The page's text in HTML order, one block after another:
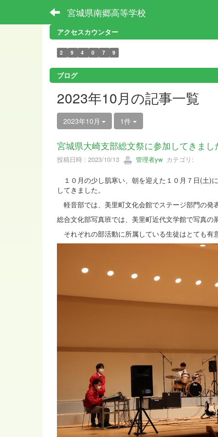
宮城県南郷高等学校
アクセスカウンター
2 9 4 0 7 9
ブログ
2023年10月の記事一覧
2023年10月 1件
宮城県大崎支部総文祭に参加してきまし
投稿日時 : 2023/10/13 管理者yw カテゴリ:
１０月の少し肌寒い、朝を迎えた１０月７日(土)
してきました。
軽音部では、美里町文化会館でステージ部門の発
総合文化部写真班では、美里町近代文学館で写真
それぞれの部活動に所属している生徒はとても有